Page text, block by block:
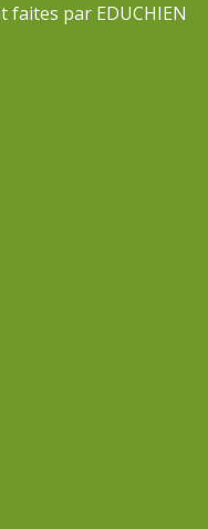
par EDUCHIEN